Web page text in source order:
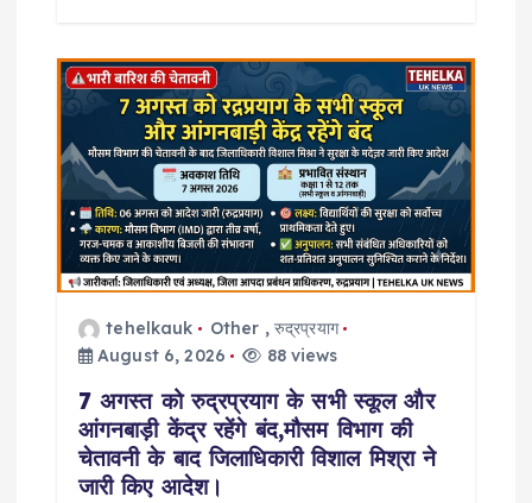
tehelkauk Other , रुद्रप्रयाग
August 6, 2026
88 views
7 अगस्त को रुद्रप्रयाग के सभी स्कूल और
आंगनबाड़ी केंद्र रहेंगे बंद,मौसम विभाग की
चेतावनी के बाद जिलाधिकारी विशाल मिश्रा ने
जारी किए आदेश।